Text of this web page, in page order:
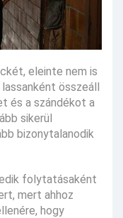
eleinte nem is
összeáll
és a szándékot a
sikerül
bizonytalanodik
folytatásaként
mert ahhoz
hogy